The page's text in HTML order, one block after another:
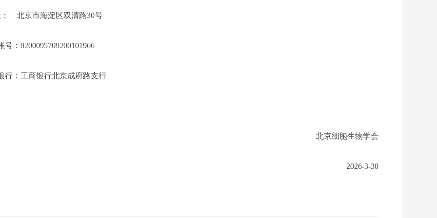
北京市海淀区双清路30号
号： 0200095709200101966
行：工商银行北京成府路支行
北京细胞生物学会
2026-3-30